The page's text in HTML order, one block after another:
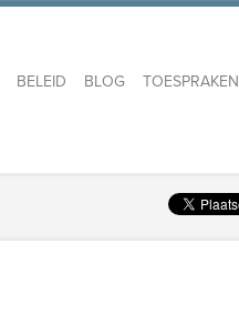
BELEID BLOG TOESPRAKEN